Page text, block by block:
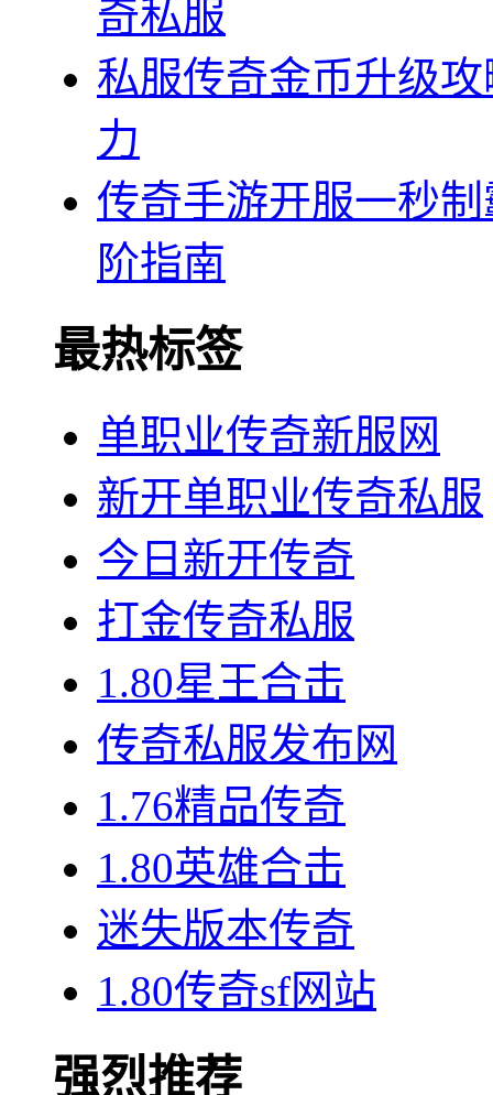
奇私服
私服传奇金币升级
力
传奇手游开服一秒
阶指南
最热标签
单职业传奇新服网
新开单职业传奇私服
今日新开传奇
打金传奇私服
1.80星王合击
传奇私服发布网
1.76精品传奇
1.80英雄合击
迷失版本传奇
1.80传奇sf网站
强烈推荐